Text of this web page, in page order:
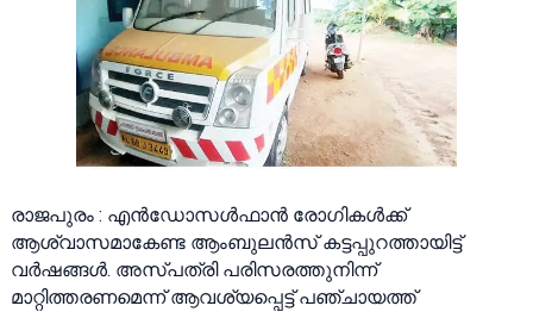
രാജപുരം : എൻഡോസൾഫാൻ രോഗികൾക്ക്
ആശ്വാസമാകേണ്ട ആംബുലൻസ് കട്ടപ്പുറത്തായിട്ട്
വർഷങ്ങൾ. അസ്പത്രി പരിസരത്തുനിന്ന്
മാറ്റിത്തരണമെന്ന് ആവശ്യപ്പെട്ട് പഞ്ചായത്ത്